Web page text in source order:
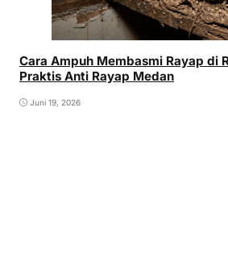
Cara Ampuh Membasmi Rayap di
Praktis Anti Rayap Medan
Juni 19, 2026